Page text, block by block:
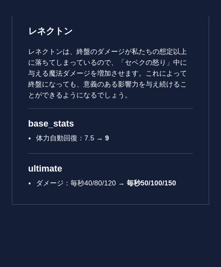
レネクトン
レネクトンは、終盤のダメージが私たちの想定以上
に落ちてしまっているので、「セベクの怒り」中に
与える魔法ダメージを増加させます。これによって
終盤になっても、意義のある影響力を与え続けるこ
とができるようになるでしょう。
base_stats
体力自動回復：7.5 → 9
ultimate
ダメージ：毎秒40/80/120 → 毎秒50/100/150